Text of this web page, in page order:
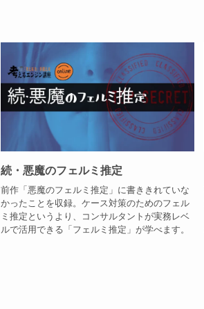
続・悪魔のフェルミ推定
前作「悪魔のフェルミ推定」に書ききれていな
かったことを収録。ケース対策のためのフェル
ミ推定というより、コンサルタントが実務レベ
ルで活用できる「フェルミ推定」が学べます。